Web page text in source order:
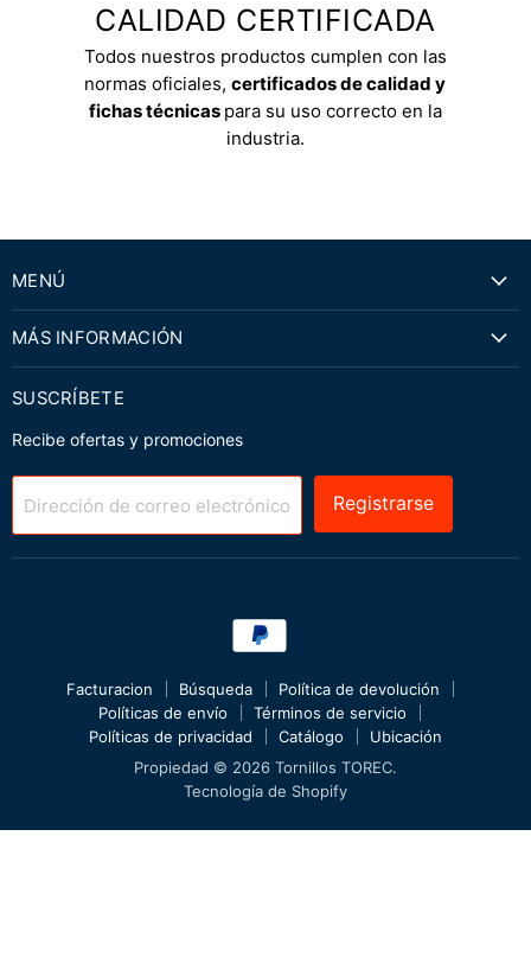
CALIDAD CERTIFICADA
Todos nuestros productos cumplen con las
normas oficiales,certificados de calidad y
fichas técnicas para su uso correcto en la
industria.
MENÚ
MÁS INFORMACIÓN
SUSCRÍBETE
Recibe ofertas y promociones
Dirección de correo electrónico Registrarse
Facturacion Búsqueda
Política de devolución
Políticas de envío
Términos de servicio
Políticas de privacidad
Catálogo
Ubicación
Propiedad © 2026 Tornillos TOREC.
Tecnología de Shopify